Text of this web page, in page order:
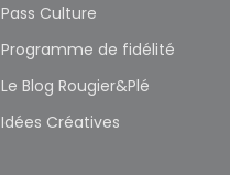
Pass Culture
Programme de fidélité
Le Blog Rougier&Plé
Idées Créatives